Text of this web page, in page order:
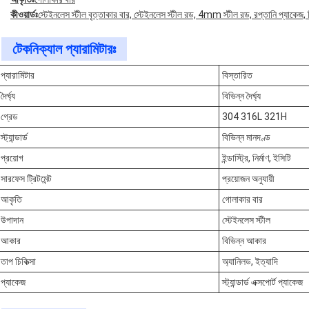
কীওয়ার্ডঃস্টেইনলেস স্টীল বৃত্তাকার বার, স্টেইনলেস স্টীল রড, 4mm স্টীল রড, রপ্তানি প্যাকেজ,
টেকনিক্যাল প্যারামিটারঃ
প্যারামিটার
বিস্তারিত
দৈর্ঘ্য
বিভিন্ন দৈর্ঘ্য
গ্রেড
304 316L 321H
স্ট্যান্ডার্ড
বিভিন্ন মানদণ্ড
প্রয়োগ
ইন্ডাস্ট্রি, নির্মাণ, ইসিটি
সারফেস ট্রিটমেন্ট
প্রয়োজন অনুযায়ী
আকৃতি
গোলাকার বার
উপাদান
স্টেইনলেস স্টীল
আকার
বিভিন্ন আকার
তাপ চিকিত্সা
অ্যানিলড, ইত্যাদি
প্যাকেজ
স্ট্যান্ডার্ড এক্সপোর্ট প্যাকেজ